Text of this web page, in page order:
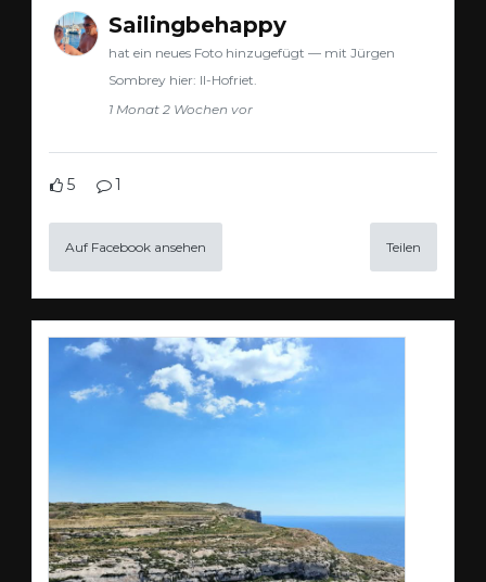
Sailingbehappy
hat ein neues Foto hinzugefügt — mit Jürgen
Sombrey hier: Il-Hofriet.
1 Monat 2 Wochen vor
5 1
Auf Facebook ansehen Teilen